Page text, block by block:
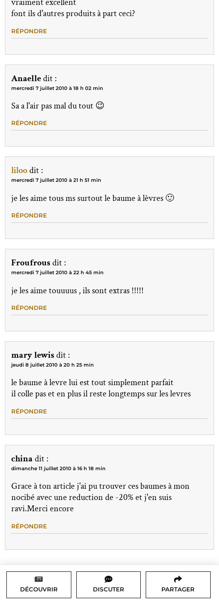
vraiment excellent
font ils d'autres produits à part ceci?
RÉPONDRE
Anaelledit :
mercredi 7 juillet 2010 à 18 h 02 min
Sa a l'air pas mal du tout 😉
RÉPONDRE
liloodit :
mercredi 7 juillet 2010 à 21 h 51 min
je les aime tous ms surtout le baume à lèvres 🙂
RÉPONDRE
Froufrousdit :
mercredi 7 juillet 2010 à 22 h 45 min
je les aime touuuus , ils sont extras !!!!!
RÉPONDRE
mary lewisdit :
jeudi 8 juillet 2010 à 20 h 25 min
le baume à levre lui est tout simplement parfait
il colle pas et en plus il reste longtemps sur les levres
RÉPONDRE
china dit :
dimanche 11 juillet 2010 à 16 h 18 min
Grace à ton article j'ai pu trouver ces baumes à mon
nocibé avec une reduction de -20% et j'en suis
ravi.Merci encore
RÉPONDRE
DÉCOUVRIR DISCUTER PARTAGER